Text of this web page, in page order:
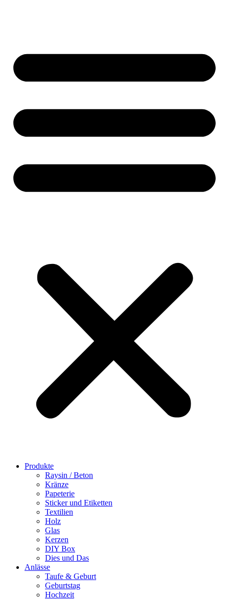
Produkte
Raysin / Beton
Kränze
Papeterie
Sticker und Etiketten
Textilien
Holz
Glas
Kerzen
DIY Box
Dies und Das
Anlässe
Taufe & Geburt
Geburtstag
Hochzeit